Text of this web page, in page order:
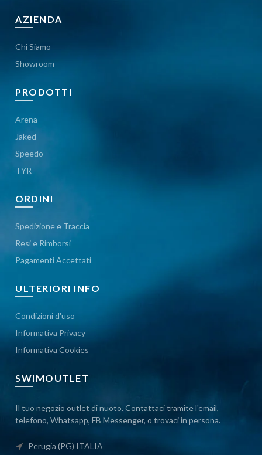
AZIENDA
Chi Siamo
Showroom
PRODOTTI
Arena
Jaked
Speedo
TYR
ORDINI
Spedizione e Traccia
Resi e Rimborsi
Pagamenti Accettati
ULTERIORI INFO
Condizioni d'uso
Informativa Privacy
Informativa Cookies
SWIMOUTLET
Il tuo negozio outlet di nuoto. Contattaci tramite l'email,
telefono, Whatsapp, FB Messenger, o trovaci in persona.
Perugia (PG) ITALIA